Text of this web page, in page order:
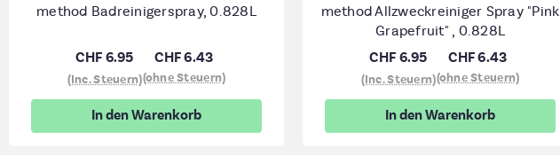
method Badreinigerspray, 0.828L
CHF 6.95
(Inc. Steuern)
CHF 6.43
(ohne Steuern)
In den Warenkorb
method Allzweckreiniger Spray "Pink
Grapefruit" , 0.828L
CHF 6.95
(Inc. Steuern)
CHF 6.43
(ohne Steuern)
In den Warenkorb